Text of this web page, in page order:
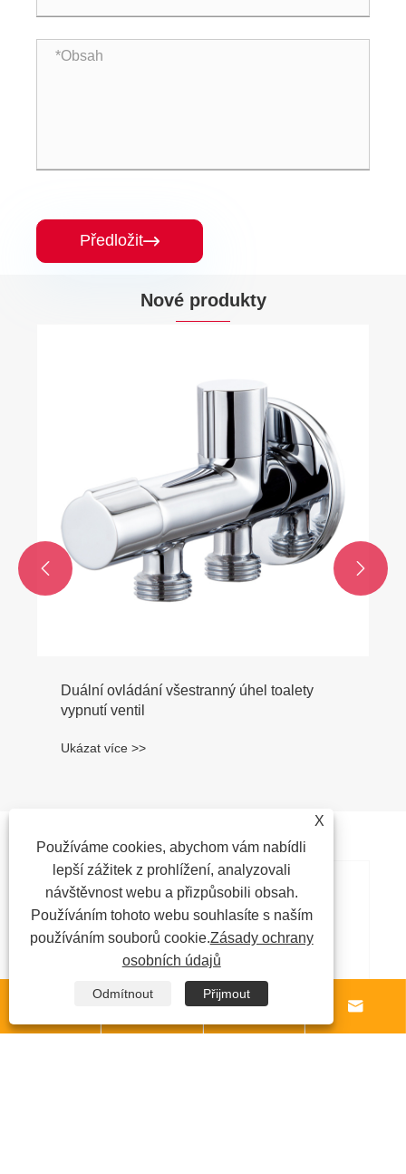
Předložit
Nové produkty
vstupem s plastovou kuličkou
 
Doporučení pro novinky
Technologie zpracování mosazného
zpětného ventilu
Ukázat více >>
 
X
Používáme cookies, abychom vám nabídli
lepší zážitek z prohlížení, analyzovali
návštěvnost webu a přizpůsobili obsah.
Používáním tohoto webu souhlasíte s naším
používáním souborů cookie.Zásady ochrany
osobních údajů
Odmítnout Přijmout